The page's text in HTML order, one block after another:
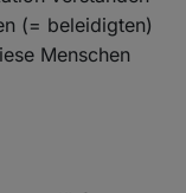
(= beleidigten)
Menschen